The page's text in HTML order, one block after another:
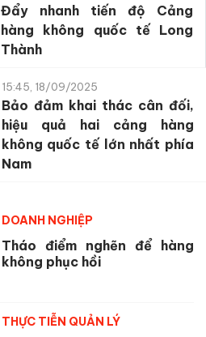
Đẩy nhanh tiến độ Cảng
hàng không quốc tế Long
Thành
15:45, 18/09/2025
Bảo đảm khai thác cân đối,
hiệu quả hai cảng hàng
không quốc tế lớn nhất phía
Nam
DOANH NGHIỆP
Tháo điểm nghẽn để hàng
không phục hồi
THỰC TIỄN QUẢN LÝ